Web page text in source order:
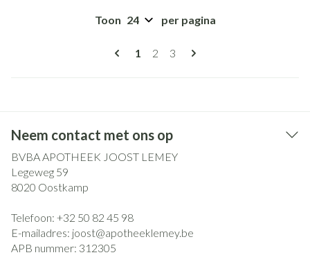
Pagina's
U lees momenteel pagina
1 Pagina
2 Pagina
3
Toon per pagina
Neem contact met ons op
BVBA APOTHEEK JOOST LEMEY
Legeweg 59
8020 Oostkamp
Telefoon: +32 50 82 45 98
E-mailadres: joost@apotheeklemey.be
APB nummer: 312305